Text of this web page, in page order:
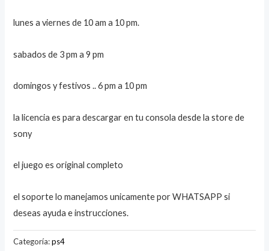
lunes a viernes de 10 am a 10 pm.
sabados de 3 pm a 9 pm
domingos y festivos .. 6 pm a 10 pm
la licencia es para descargar en tu consola desde la store de
sony
el juego es original completo
el soporte lo manejamos unicamente por WHATSAPP si
deseas ayuda e instrucciones.
Categoría:ps4